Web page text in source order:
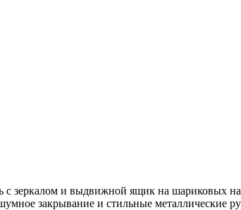
с зеркалом и выдвижной ящик на шариковых
закрывание и стильные металлические